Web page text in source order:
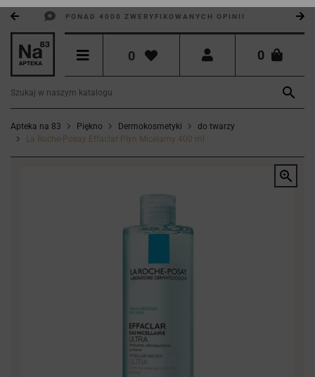
PONAD 4000 ZWERYFIKOWANYCH OPINII
0 0

Apteka na 83 Piękno Dermokosmetyki
do twarzy
La Roche-Posay Effaclar Płyn Micelarny 400 ml
